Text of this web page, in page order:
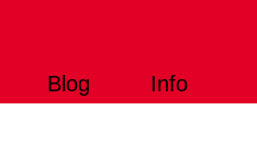
Blog Info